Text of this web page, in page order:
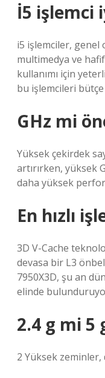
İ5 işlemci
i5 işlemciler, genel
multimedya ve
kullanımı için
bu işlemcileri
GHz mi
Yüksek çekirdek
artırırken, yüksek
daha yüksek
En hızlı
3D V-Cache
devasa bir L3
7950X3D, şu an
elinde
2.4 g mi 5
2 Yüksek